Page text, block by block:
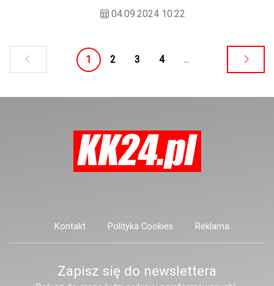
w tym tygodniu i ma przebiegać w
prac zaplanowano na grudzień.
04.09.2024 10:22
1 2 3 4 ...
Kontakt Polityka Cookies Reklama
Zapisz się do newslettera